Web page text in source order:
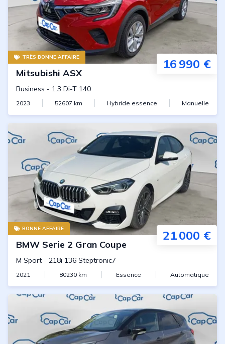
TRÈS BONNE AFFAIRE 16 990 €
Mitsubishi ASX
Business - 1.3 Di-T 140
2023 52607 km Hybride essence Manuelle
BONNE AFFAIRE 21 000 €
BMW Serie 2 Gran Coupe
M Sport - 218i 136 Steptronic7
2021 80230 km Essence Automatique